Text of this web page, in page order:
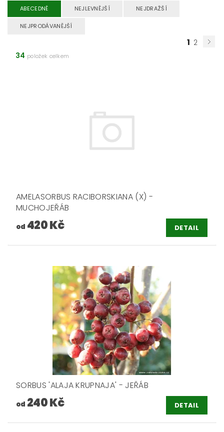
ABECEDNĚ NEJLEVNĚJŠÍ NEJDRAŽŠÍ
NEJPRODÁVANĚJŠÍ
1 2
34 položek celkem
AMELASORBUS RACIBORSKIANA (X) -
MUCHOJEŘÁB
od 420 Kč DETAIL
SORBUS 'ALAJA KRUPNAJA' - JEŘÁB
od 240 Kč DETAIL